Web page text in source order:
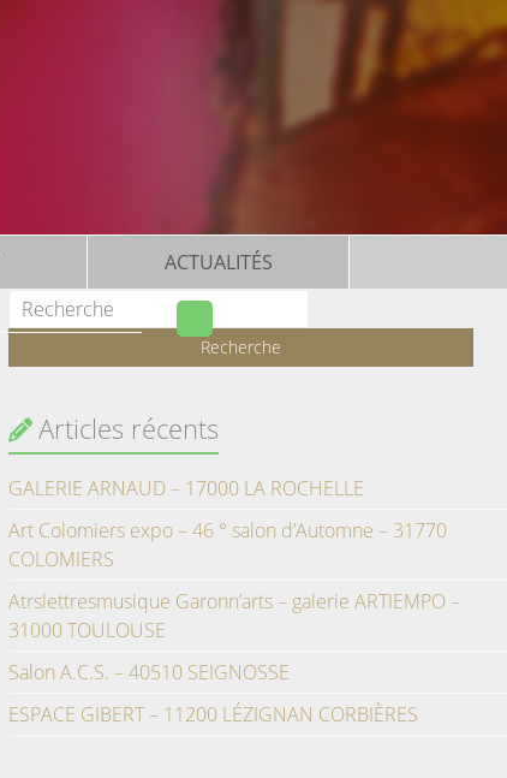
ACTUALITÉS
Articles récents
GALERIE ARNAUD – 17000 LA ROCHELLE
Art Colomiers expo – 46 ° salon d’Automne – 31770
COLOMIERS
Atrslettresmusique Garonn’arts – galerie ARTIEMPO –
31000 TOULOUSE
Salon A.C.S. – 40510 SEIGNOSSE
ESPACE GIBERT – 11200 LÉZIGNAN CORBIÈRES